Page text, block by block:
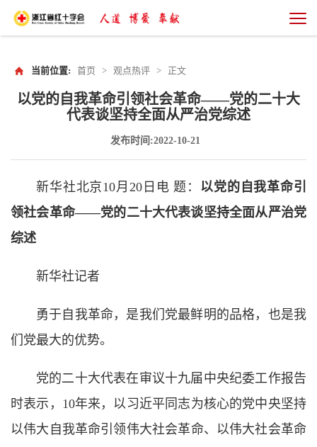
当前位置: 首页 > 观点热评 > 正文
以党的自我革命引领社会革命——党的二十大
代表谈坚持全面从严治党综述
发布时间:2022-10-21
新华社北京10月20日电 题： 以党的自我革命引
领社会革命——党的二十大代表谈坚持全面从严治党
综述
新华社记者
勇于自我革命，是我们党最鲜明的品格，也是我
们党最大的优势。
党的二十大代表在审议十九届中央纪委工作报告
时表示，10年来，以习近平同志为核心的党中央坚持
以伟大自我革命引领伟大社会革命、以伟大社会革命